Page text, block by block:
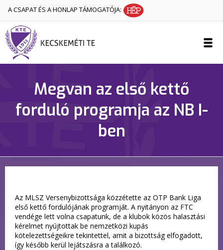
A CSAPAT ÉS A HONLAP TÁMOGATÓJA:
Megvan az első kettő
forduló programja az NB I-
ben
Az MLSZ Versenybizottsága közzétette az OTP Bank Liga
első kettő fordulójának programját. A nyitányon az FTC
vendége lett volna csapatunk, de a klubok közös halasztási
kérelmet nyújtottak be nemzetközi kupás
kötelezettségeikre tekintettel, amit a bizottság elfogadott,
így később kerül lejátszásra a találkozó.